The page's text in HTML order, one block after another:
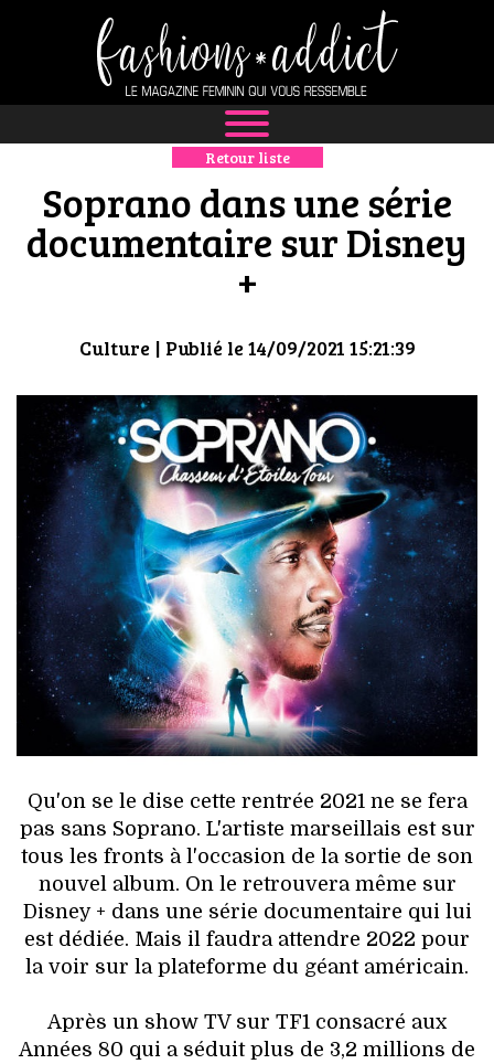
NEWS
MODE
LUXE
DÉFILÉS
BOUTIQUE
CULTURE
HIGH TECH
MAISON
AUTO
LIEUX TENDANCES
BEAUTÉ
JEUNES CRÉATEURS
HISTOIRE DES MARQUES
DÉCO
Retour liste
Soprano dans une série
documentaire sur Disney
+
Culture| Publié le 14/09/2021 15:21:39
Qu'on se le dise cette rentrée 2021 ne se fera
pas sans Soprano. L'artiste marseillais est sur
tous les fronts à l'occasion de la sortie de son
nouvel album. On le retrouvera même sur
Disney + dans une série documentaire qui lui
est dédiée. Mais il faudra attendre 2022 pour
la voir sur la plateforme du géant américain.
Après un show TV sur TF1 consacré aux
Années 80 qui a séduit plus de 3,2 millions de